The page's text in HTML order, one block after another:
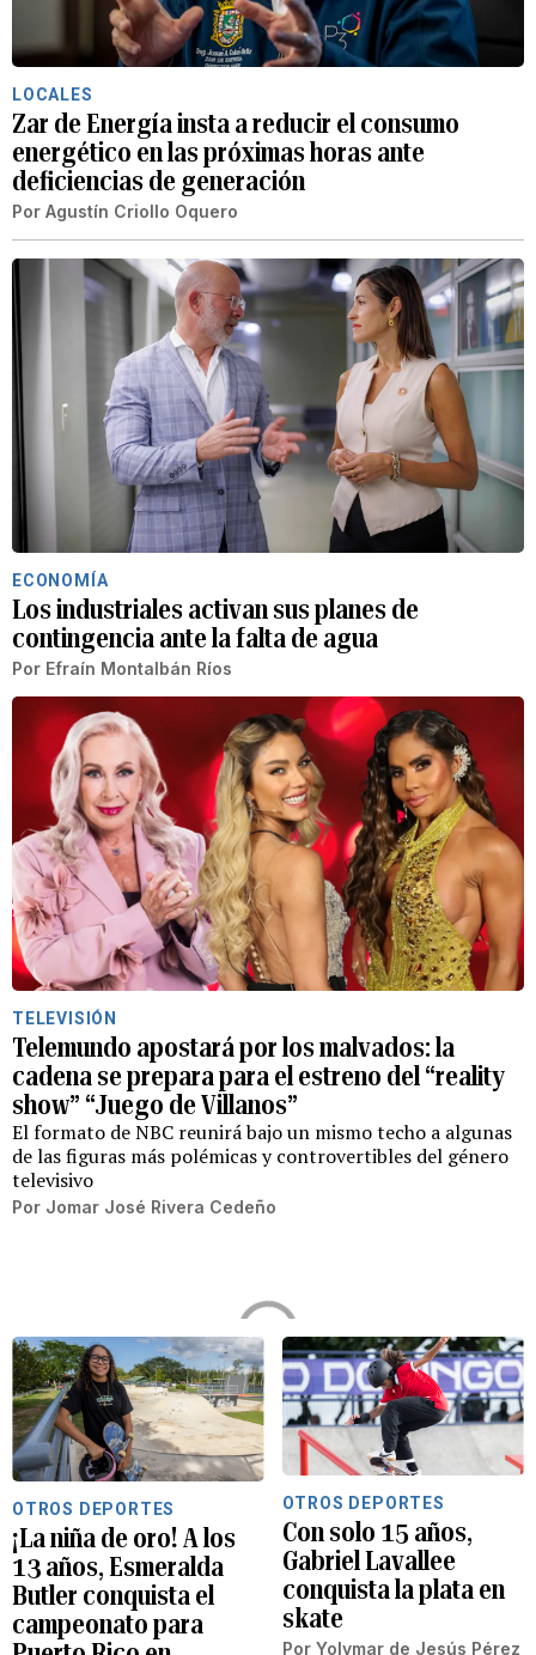
LOCALES
Zar de Energía insta a reducir el consumo
energético en las próximas horas ante
deficiencias de generación
Por Agustín Criollo Oquero
ECONOMÍA
Los industriales activan sus planes de
contingencia ante la falta de agua
Por Efraín Montalbán Ríos
TELEVISIÓN
Telemundo apostará por los malvados: la
cadena se prepara para el estreno del “reality
show” “Juego de Villanos”
El formato de NBC reunirá bajo un mismo techo a algunas
de las figuras más polémicas y controvertibles del género
televisivo
Por Jomar José Rivera Cedeño
OTROS DEPORTES
¡La niña de oro! A los
13 años, Esmeralda
Butler conquista el
campeonato para
OTROS DEPORTES
Con solo 15 años,
Gabriel Lavallee
conquista la plata en
skate
Por Yolymar de Jesús Pérez